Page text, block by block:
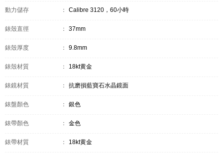
動力儲存 ： Calibre 3120，60小時
錶殼直徑 ： 37mm
錶殼厚度 ： 9.8mm
錶殼材質 ： 18kt黄金
錶鏡材質 ： 抗磨損藍寶石水晶鏡面
錶盤顏色 ： 銀色
錶帶顏色 ： 金色
錶帶材質 ： 18kt黄金